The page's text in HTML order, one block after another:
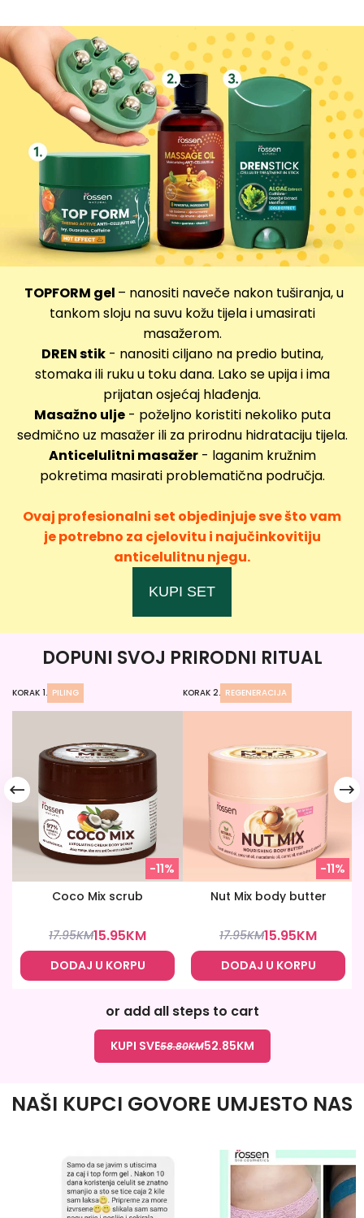
TOPFORM gel – nanositi naveče nakon tuširanja, u
tankom sloju na suvu kožu tijela i umasirati
masažerom.
DREN stik- nanositi ciljano na predio butina,
stomaka ili ruku u toku dana. Lako se upija i ima
prijatan osjećaj hlađenja.
Masažno ulje- poželjno koristiti nekoliko puta
sedmično uz masažer ili za prirodnu hidrataciju tijela.
Anticelulitni masažer- laganim kružnim
pokretima masirati problematična područja.
Ovaj profesionalni set objedinjuje sve što vam
je potrebno za cjelovitu i najučinkovitiju
anticelulitnu njegu.
KUPI SET
DOPUNI SVOJ PRIRODNI RITUAL
KORAK 1. PILING
-11%
Coco Mix scrub
17.95KM15.95KM
DODAJ U KORPU
KORAK 2. REGENERACIJA
-11%
Nut Mix body butter
17.95KM15.95KM
DODAJ U KORPU
or add all steps to cart
KUPI SVE58.80KM52.85KM
NAŠI KUPCI GOVORE UMJESTO NAS